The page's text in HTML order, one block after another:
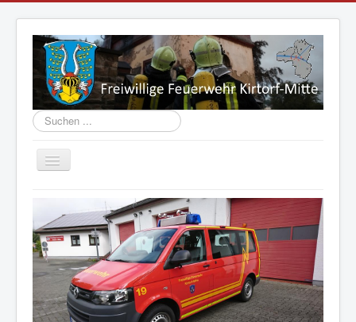
Suchen
...
Navigation
an/aus
Vorstand
Einsatzabteilung
Jugend
Fahrzeuge